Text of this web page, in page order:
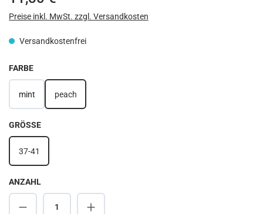
Preise inkl. MwSt. zzgl. Versandkosten
Versandkostenfrei
FARBEAUSWÄHLEN
mint peach
GRÖSSE AUSWÄHLEN
37-41
ANZAHL
Produkt Anzahl: Gib den gewünschten